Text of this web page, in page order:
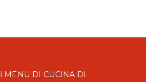
I MENU DI CUCINA DI